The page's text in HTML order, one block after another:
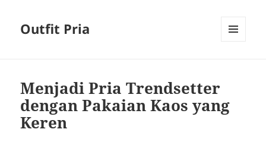
Outfit Pria
Menjadi Pria Trendsetter
dengan Pakaian Kaos yang
Keren